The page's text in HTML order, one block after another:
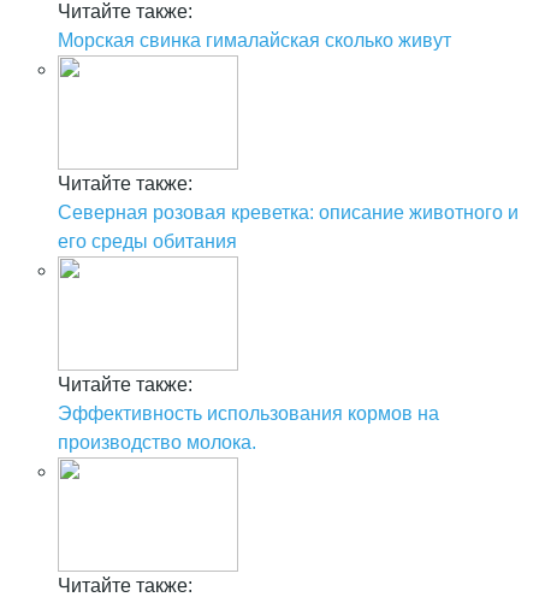
Читайте также:
Морская свинка гималайская сколько живут
Читайте также:
Северная розовая креветка: описание животного и
его среды обитания
Читайте также:
Эффективность использования кормов на
производство молока.
Читайте также: